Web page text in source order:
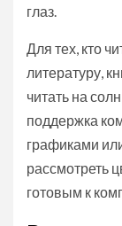
глаз.
Для тех, кто
литературу,
читать на
поддержка
графиками
рассмотреть
готовым к